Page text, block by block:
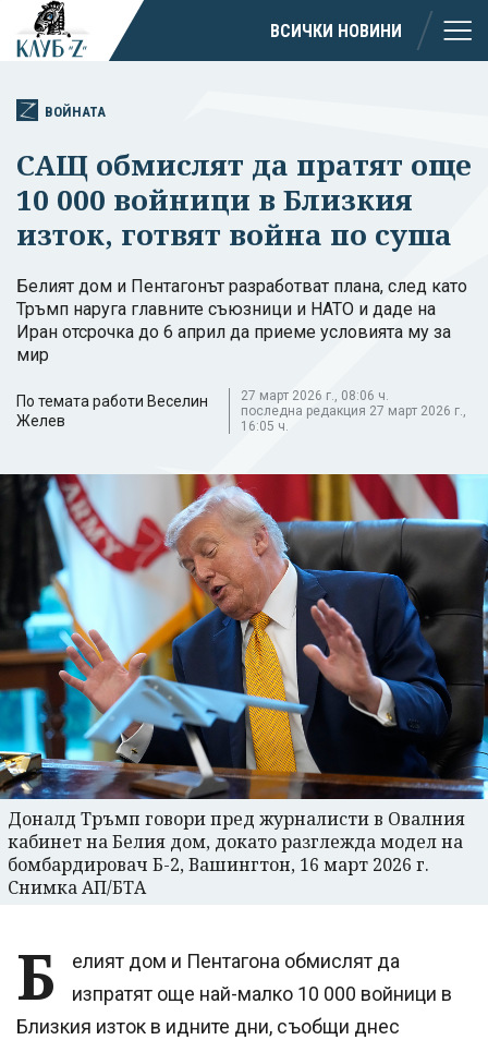
ВСИЧКИ НОВИНИ
ВОЙНАТА
САЩ обмислят да пратят още
10 000 войници в Близкия
изток, готвят война по суша
Белият дом и Пентагонът разработват плана, след като
Тръмп наруга главните съюзници и НАТО и даде на
Иран отсрочка до 6 април да приеме условията му за
мир
По темата работи Веселин
Желев
27 март 2026 г., 08:06 ч.
последна редакция 27 март 2026 г.,
16:05 ч.
Доналд Тръмп говори пред журналисти в Овалния
кабинет на Белия дом, докато разглежда модел на
бомбардировач Б-2, Вашингтон, 16 март 2026 г.
Снимка АП/БТА
Б
елият дом и Пентагона обмислят да
изпратят още най-малко 10 000 войници в
Близкия изток в идните дни, съобщи днес